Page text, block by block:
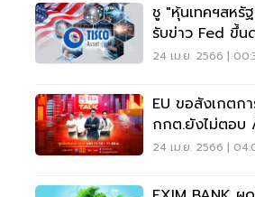
ชู "หุ้นเทคฯสหรั
รับข่าว Fed ขึ้น
สุดท้าย
24 เม.ย. 2566 |
EU ขอสังเกต
กกต.ยังไม่ตอบ
ดอกเบี้ยขาขึ้น
24 เม.ย. 2566 |